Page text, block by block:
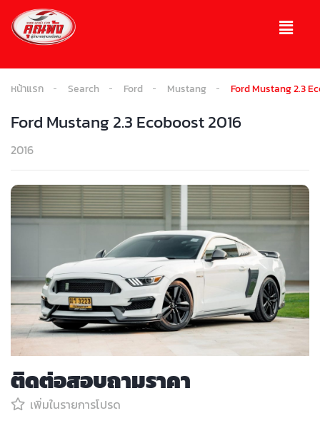
หน้าแรก Search Ford Mustang Ford Mustang 2.3
Ford Mustang 2.3 Ecoboost 2016
2016
ติดต่อสอบถามราคา
เพิ่มในรายการโปรด